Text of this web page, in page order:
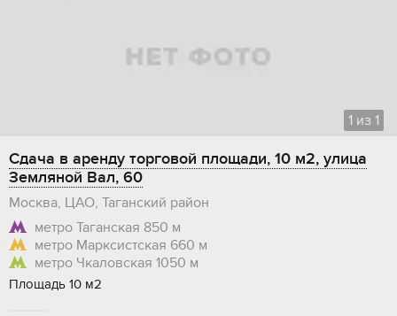
1 из 1
Сдача в аренду торговой площади, 10 м2, улица
Земляной Вал, 60
Москва, ЦАО, Таганский район
метро Таганская 850 м
метро Марксистская 660 м
метро Чкаловская 1050 м
Площадь 10 м2